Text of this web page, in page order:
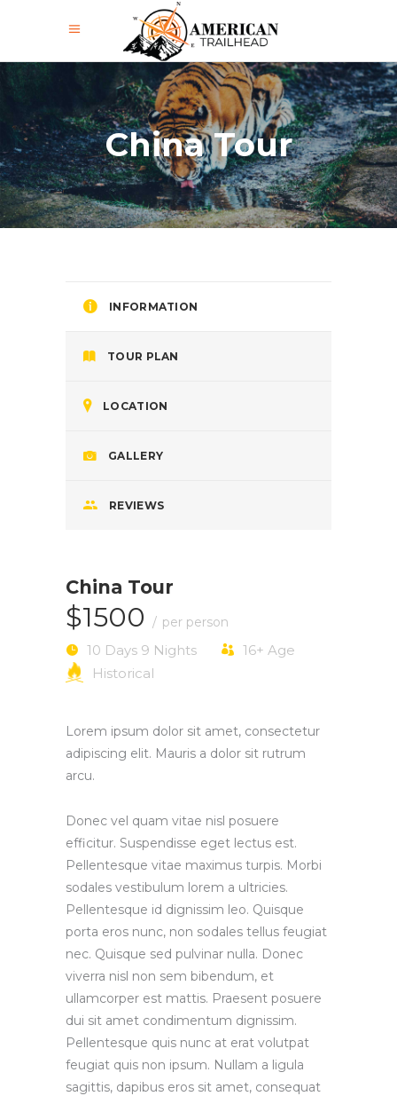
China Tour
INFORMATION
TOUR PLAN
LOCATION
GALLERY
REVIEWS
China Tour
$1500 per person
10 Days 9 Nights 16+ Age
Historical
Lorem ipsum dolor sit amet, consectetur
adipiscing elit. Mauris a dolor sit rutrum
arcu.
Donec vel quam vitae nisl posuere
efficitur. Suspendisse eget lectus est.
Pellentesque vitae maximus turpis. Morbi
sodales vestibulum lorem a ultricies.
Pellentesque id dignissim leo. Quisque
porta eros nunc, non sodales tellus feugiat
nec. Quisque sed pulvinar nulla. Donec
viverra nisl non sem bibendum, et
ullamcorper est mattis. Praesent posuere
dui sit amet condimentum dignissim.
Pellentesque quis nunc at erat volutpat
feugiat quis non ipsum. Nullam a ligula
sagittis, dapibus eros sit amet, consequat